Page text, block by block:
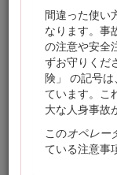
間違った使い
なります。事
の注意や安全
ずお守りくだ
険」 の記号
ています。こ
大な人身事故
このオペレー
ている注意事